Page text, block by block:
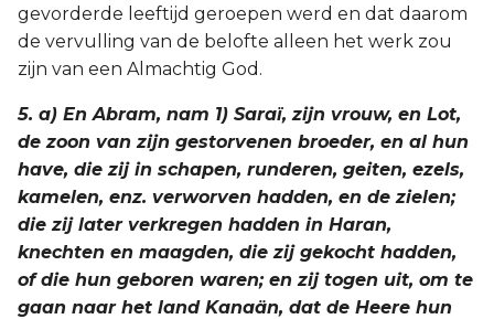
gevorderde leeftijd geroepen werd en dat daarom
de vervulling van de belofte alleen het werk zou
zijn van een Almachtig God.
5. a) En Abram, nam 1) Saraï, zijn vrouw, en Lot,
de zoon van zijn gestorvenen broeder, en al hun
have, die zij in schapen, runderen, geiten, ezels,
kamelen, enz. verworven hadden, en de zielen;
die zij later verkregen hadden in Haran,
knechten en maagden, die zij gekocht hadden,
of die hun geboren waren; en zij togen uit, om te
gaan naar het land Kanaän, dat de Heere hun